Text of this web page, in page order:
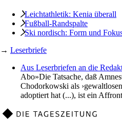
Leichtathletik: Kenia überall
Fußball-Randspalte
Ski nordisch: Form und
→ Leserbriefe
Aus Leserbriefen an die
Abo»Die Tatsache, daß
Chodorkowski als
adoptiert hat (...), ist ein